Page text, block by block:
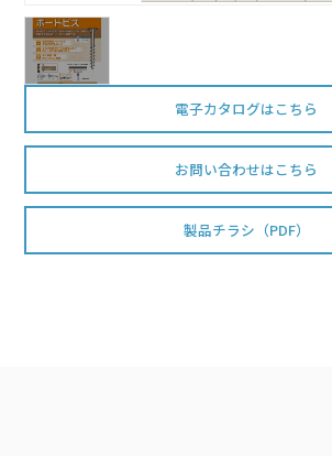
電子カタログはこちら
お問い合わせはこちら
製品チラシ（PDF）